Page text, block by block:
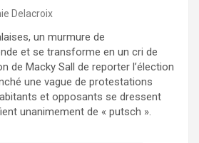
Delacroix
un murmure de
et se transforme en un cri de
de Macky Sall de reporter l’élection
une vague de protestations
et opposants se dressent
unanimement de « putsch ».